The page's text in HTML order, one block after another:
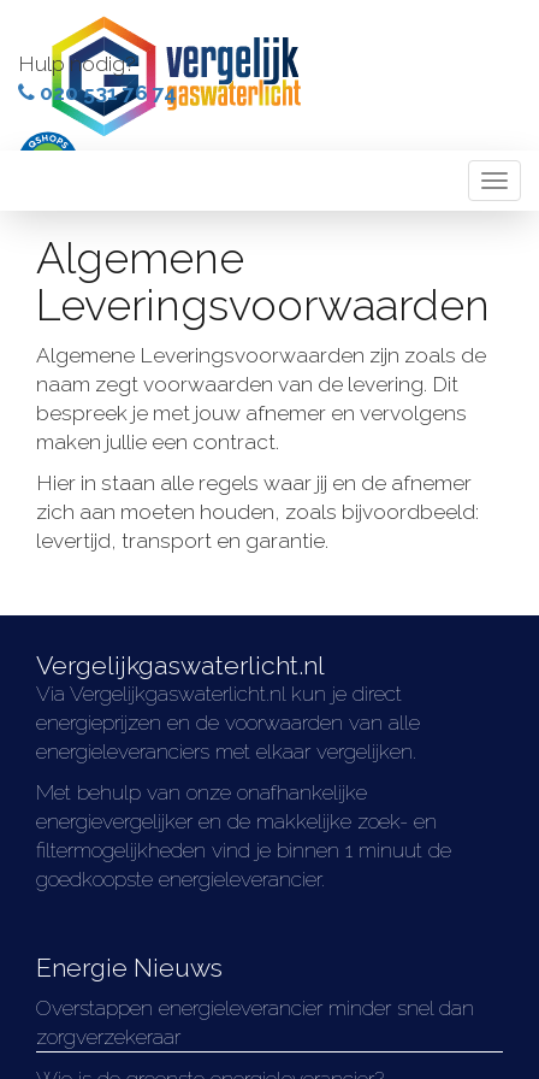
Hulp nodig?
020 531 76 74
Algemene
Leveringsvoorwaarden
Algemene Leveringsvoorwaarden zijn zoals de
naam zegt voorwaarden van de levering. Dit
bespreek je met jouw afnemer en vervolgens
maken jullie een contract.
Hier in staan alle regels waar jij en de afnemer
zich aan moeten houden, zoals bijvoordbeeld:
levertijd, transport en garantie.
Vergelijkgaswaterlicht.nl
Via Vergelijkgaswaterlicht.nl kun je direct
energieprijzen en de voorwaarden van alle
energieleveranciers met elkaar vergelijken.
Met behulp van onze onafhankelijke
energievergelijker en de makkelijke zoek- en
filtermogelijkheden vind je binnen 1 minuut de
goedkoopste energieleverancier.
Energie Nieuws
Overstappen energieleverancier minder snel dan
zorgverzekeraar